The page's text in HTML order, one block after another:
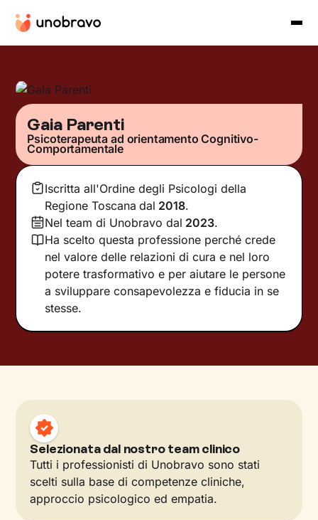
Gaia Parenti
Psicoterapeuta ad orientamento Cognitivo-
Comportamentale
Iscritta all'Ordine degli Psicologi della
Regione Toscana dal 2018.
Nel team di Unobravo dal 2023.
Ha scelto questa professione perché crede
nel valore delle relazioni di cura e nel loro
potere trasformativo e per aiutare le persone
a sviluppare consapevolezza e fiducia in se
stesse.
Selezionata dal nostro team clinico
Tutti i professionisti di Unobravo sono stati
scelti sulla base di competenze cliniche,
approccio psicologico ed empatia.